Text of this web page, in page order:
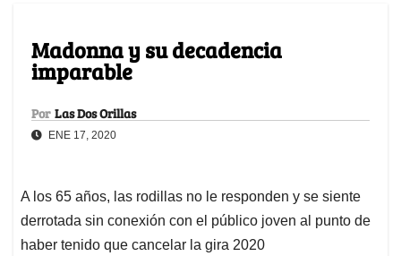
Madonna y su decadencia
imparable
Por Las Dos Orillas
ENE 17, 2020
A los 65 años, las rodillas no le responden y se siente
derrotada sin conexión con el público joven al punto de
haber tenido que cancelar la gira 2020